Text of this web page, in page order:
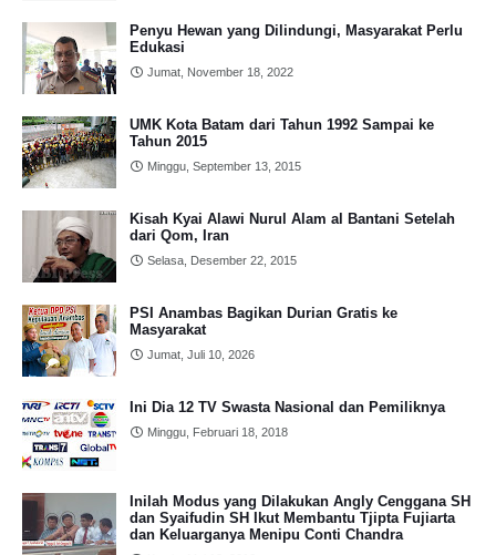
Penyu Hewan yang Dilindungi, Masyarakat Perlu
Edukasi
Jumat, November 18, 2022
UMK Kota Batam dari Tahun 1992 Sampai ke
Tahun 2015
Minggu, September 13, 2015
Kisah Kyai Alawi Nurul Alam al Bantani Setelah
dari Qom, Iran
Selasa, Desember 22, 2015
PSI Anambas Bagikan Durian Gratis ke
Masyarakat
Jumat, Juli 10, 2026
Ini Dia 12 TV Swasta Nasional dan Pemiliknya
Minggu, Februari 18, 2018
Inilah Modus yang Dilakukan Angly Cenggana SH
dan Syaifudin SH Ikut Membantu Tjipta Fujiarta
dan Keluarganya Menipu Conti Chandra